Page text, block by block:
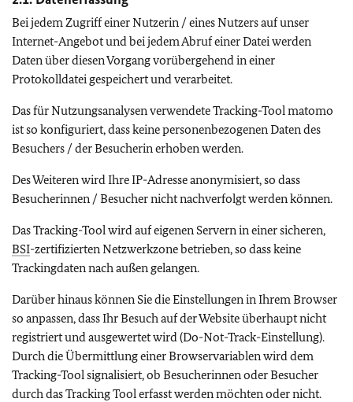
Bei jedem Zugriff einer Nutzerin / eines Nutzers auf unser
Internet-Angebot und bei jedem Abruf einer Datei werden
Daten über diesen Vorgang vorübergehend in einer
Protokolldatei gespeichert und verarbeitet.
Das für Nutzungsanalysen verwendete Tracking-Tool matomo
ist so konfiguriert, dass keine personenbezogenen Daten des
Besuchers / der Besucherin erhoben werden.
Des Weiteren wird Ihre IP-Adresse anonymisiert, so dass
Besucherinnen / Besucher nicht nachverfolgt werden können.
Das Tracking-Tool wird auf eigenen Servern in einer sicheren,
BSI-zertifizierten Netzwerkzone betrieben, so dass keine
Trackingdaten nach außen gelangen.
Darüber hinaus können Sie die Einstellungen in Ihrem Browser
so anpassen, dass Ihr Besuch auf der Website überhaupt nicht
registriert und ausgewertet wird (Do-Not-Track-Einstellung).
Durch die Übermittlung einer Browservariablen wird dem
Tracking-Tool signalisiert, ob Besucherinnen oder Besucher
durch das Tracking Tool erfasst werden möchten oder nicht.